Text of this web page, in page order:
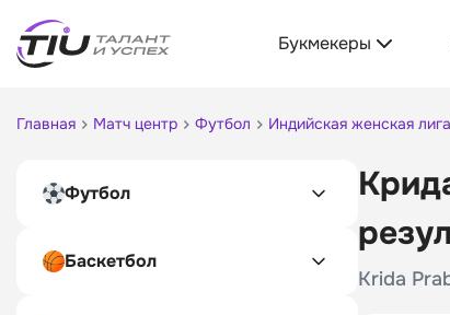
Букмекеры
Главная Матч центр Футбол Индийская женская
Футбол
Баскетбол
Krida